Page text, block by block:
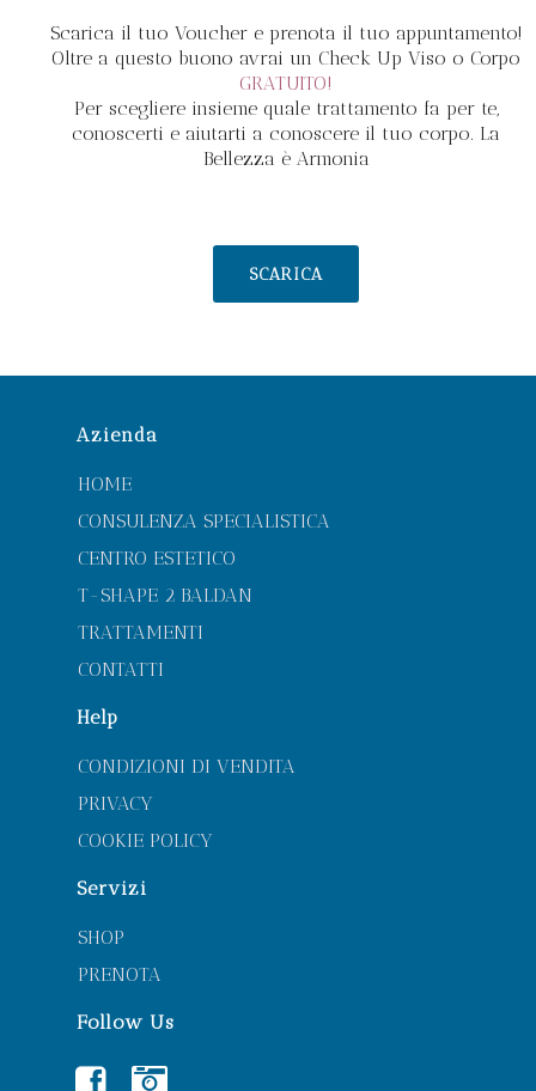
Scarica il tuo Voucher e prenota il tuo appuntamento!
Oltre a questo buono avrai un Check Up Viso o Corpo
GRATUITO!
Per scegliere insieme quale trattamento fa per te,
conoscerti e aiutarti a conoscere il tuo corpo. La
Bellezza è Armonia
SCARICA
Azienda
HOME
CONSULENZA SPECIALISTICA
CENTRO ESTETICO
T-SHAPE 2 BALDAN
TRATTAMENTI
CONTATTI
Help
CONDIZIONI DI VENDITA
PRIVACY
COOKIE POLICY
Servizi
SHOP
PRENOTA
Follow Us